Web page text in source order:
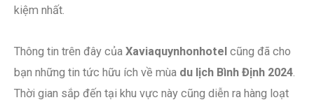
kiệm nhất.
Thông tin trên đây của Xaviaquynhonhotel cũng đã cho
bạn những tin tức hữu ích về mùa du lịch Bình Định 2024.
Thời gian sắp đến tại khu vực này cũng diễn ra hàng loạt